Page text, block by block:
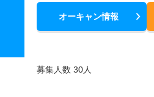
オーキャン情報
募集人数 30人